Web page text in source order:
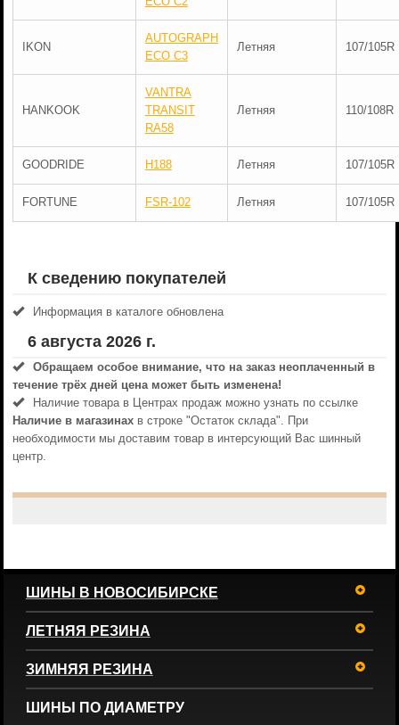
IKON
AUTOGRAPH
ECO C3
Летняя 107/105R
HANKOOK
VANTRA
TRANSIT
RA58
Летняя 110/108R
GOODRIDE H188 Летняя 107/105R
FORTUNE FSR-102 Летняя 107/105R
К сведению покупателей
Информация в каталоге обновлена
6 августа 2026 г.
Обращаем особое внимание, что на заказ неоплаченный в
течениe трёх дней цена может быть изменена!
Наличие товара в Центрах продаж можно узнать по ссылке
Наличие в магазинахв строке "Остаток склада". При
необходимости мы доставим товар в интерсующий Вас шинный
центр.
ШИНЫ В НОВОСИБИРСКЕ
ЛЕТНЯЯ РЕЗИНА
ЗИМНЯЯ РЕЗИНА
ШИНЫ ПО ДИАМЕТРУ